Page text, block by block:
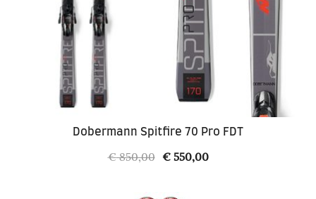
Dobermann Spitfire 70 Pro FDT
€850,00 Il
€550,00Il